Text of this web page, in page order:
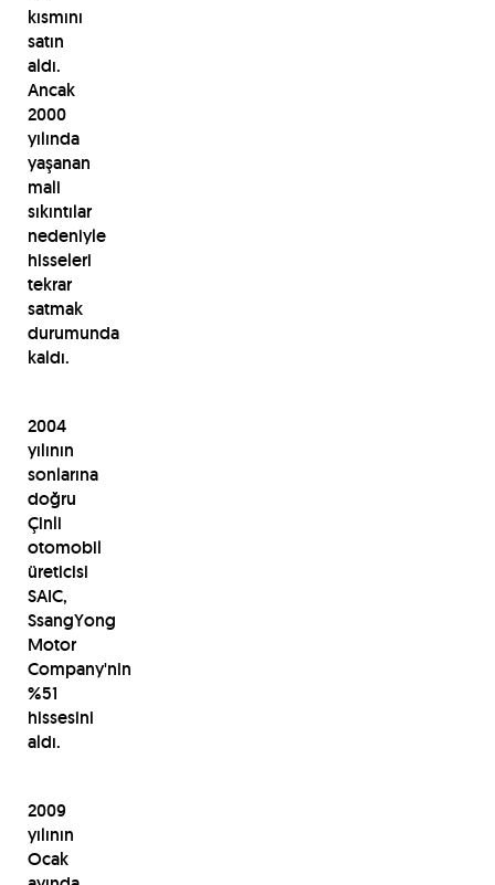
kısmını
satın
aldı.
Ancak
2000
yılında
yaşanan
mali
sıkıntılar
nedeniyle
hisseleri
tekrar
satmak
durumunda
kaldı.
2004
yılının
sonlarına
doğru
Çinli
otomobil
üreticisi
SAIC,
SsangYong
Motor
Company'nin
%51
hissesini
aldı.
2009
yılının
Ocak